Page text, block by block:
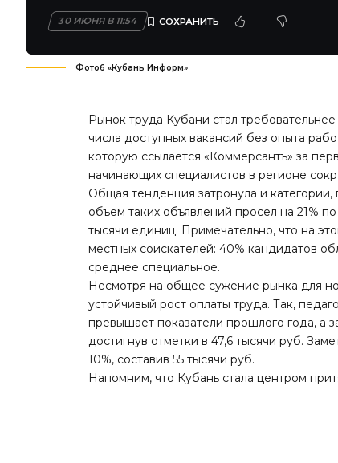
30 ИЮНЯ В 11:54
Фото6 «Кубань Информ»
Рынок труда Кубани стал
числа доступных вакансий без опыта
которую ссылается «Коммерсантъ» за
начинающих специалистов в регионе
Общая тенденция затронула и
объем таких объявлений просел на 21%
тысячи единиц. Примечательно, что на
местных соискателей: 40% кандидатов
среднее специальное.
Несмотря на общее сужение рынка для
устойчивый рост оплаты труда. Так,
превышает показатели прошлого года, а
достигнув отметки в 47,6 тысячи руб.
10%, составив 55 тысячи руб.
Напомним, что Кубань стала центром